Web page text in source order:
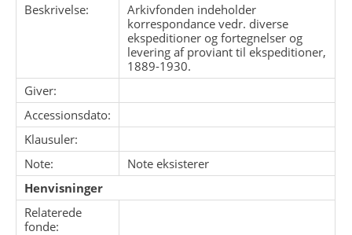
Beskrivelse:
Arkivfonden indeholder
korrespondance vedr. diverse
ekspeditioner og fortegnelser og
levering af proviant til ekspeditioner,
1889-1930.
Giver:
Accessionsdato:
Klausuler:
Note:
Note eksisterer
Henvisninger
Relaterede
fonde: